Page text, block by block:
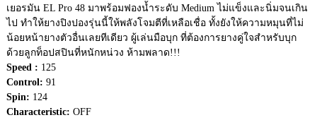
เยอรมัน EL Pro 48 มาพร้อมฟองน้ำระดับ Medium ไม่แข็งและนิ่มจนเกิน
ไป ทำให้ยางปิงปองรุ่นนี้ให้พลังโจมตีที่เหลือเชื่อ ทั้งยังให้ความหมุนที่ไม่
น้อยหน้ายางตัวอื่นเลยทีเดียว ผู้เล่นมือบุก ที่ต้องการยางคู่ใจสำหรับบุก
ด้วยลูกท็อปสปินที่หนักหน่วง ห้ามพลาด!!!
Speed : 125
Control: 91
Spin: 124
Characteristic: OFF